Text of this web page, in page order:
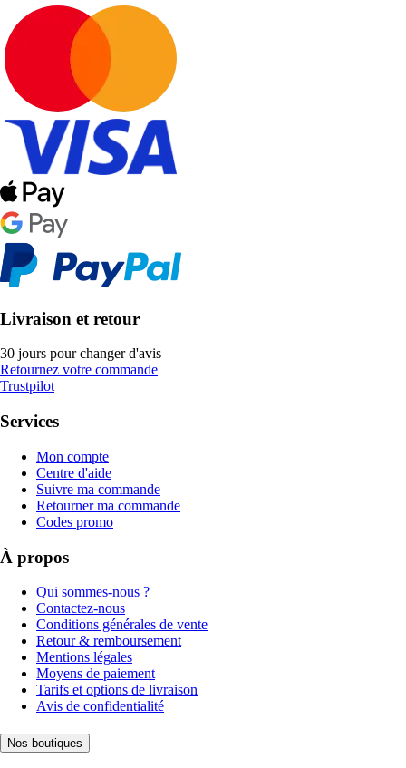
Livraison et retour
30 jours pour changer d'avis
Retournez votre commande
Trustpilot
Services
Mon compte
Centre d'aide
Suivre ma commande
Retourner ma commande
Codes promo
À propos
Qui sommes-nous ?
Contactez-nous
Conditions générales de vente
Retour & remboursement
Mentions légales
Moyens de paiement
Tarifs et options de livraison
Avis de confidentialité
Nos boutiques